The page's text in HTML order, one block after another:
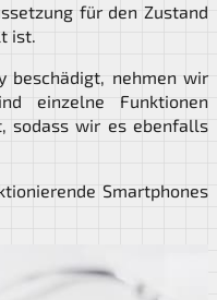
für den Zustand
ist.
beschädigt, nehmen wir
einzelne Funktionen
sodass wir es ebenfalls
Smartphones